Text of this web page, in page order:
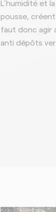
L’humidité et
pousse, créent
faut donc agir
anti dépôts